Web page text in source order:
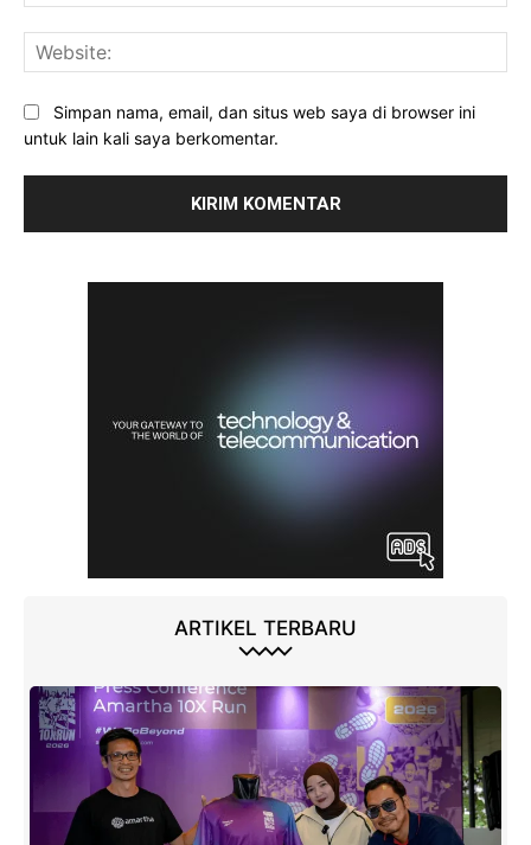
Simpan nama, email, dan situs web saya di browser ini
untuk lain kali saya berkomentar.
ARTIKEL TERBARU